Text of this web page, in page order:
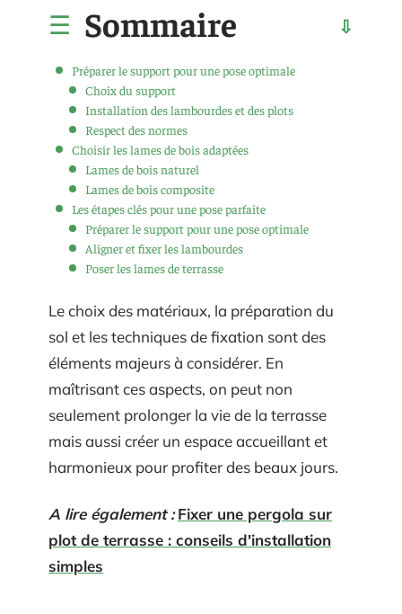
Sommaire
Préparer le support pour une pose optimale
Choix du support
Installation des lambourdes et des plots
Respect des normes
Choisir les lames de bois adaptées
Lames de bois naturel
Lames de bois composite
Les étapes clés pour une pose parfaite
Préparer le support pour une pose optimale
Aligner et fixer les lambourdes
Poser les lames de terrasse
Le choix des matériaux, la préparation du
sol et les techniques de fixation sont des
éléments majeurs à considérer. En
maîtrisant ces aspects, on peut non
seulement prolonger la vie de la terrasse
mais aussi créer un espace accueillant et
harmonieux pour profiter des beaux jours.
A lire également : Fixer une pergola sur
plot de terrasse : conseils d'installation
simples